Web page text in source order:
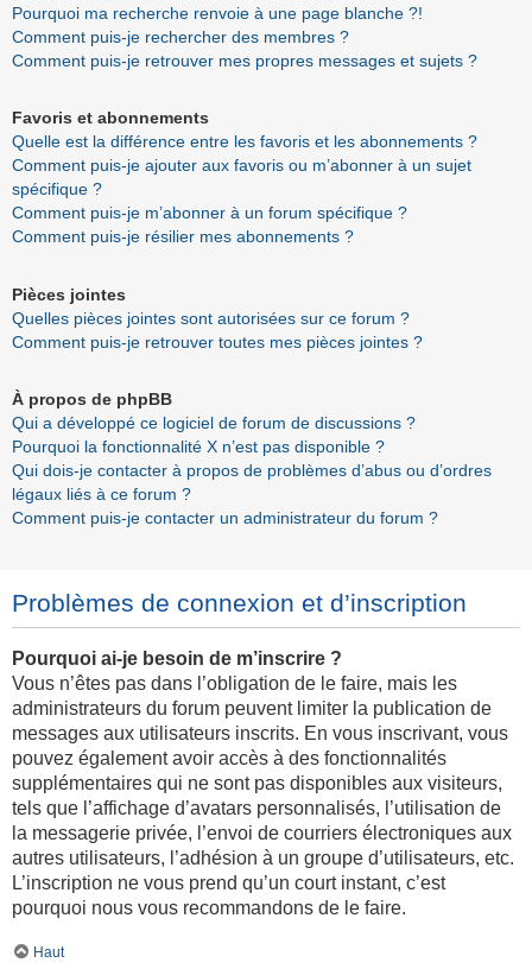
Pourquoi ma recherche renvoie à une page blanche ?!
Comment puis-je rechercher des membres ?
Comment puis-je retrouver mes propres messages et sujets ?
Favoris et abonnements
Quelle est la différence entre les favoris et les abonnements ?
Comment puis-je ajouter aux favoris ou m’abonner à un sujet
spécifique ?
Comment puis-je m’abonner à un forum spécifique ?
Comment puis-je résilier mes abonnements ?
Pièces jointes
Quelles pièces jointes sont autorisées sur ce forum ?
Comment puis-je retrouver toutes mes pièces jointes ?
À propos de phpBB
Qui a développé ce logiciel de forum de discussions ?
Pourquoi la fonctionnalité X n’est pas disponible ?
Qui dois-je contacter à propos de problèmes d’abus ou d’ordres
légaux liés à ce forum ?
Comment puis-je contacter un administrateur du forum ?
Problèmes de connexion et d’inscription
Pourquoi ai-je besoin de m’inscrire ?
Vous n’êtes pas dans l’obligation de le faire, mais les
administrateurs du forum peuvent limiter la publication de
messages aux utilisateurs inscrits. En vous inscrivant, vous
pouvez également avoir accès à des fonctionnalités
supplémentaires qui ne sont pas disponibles aux visiteurs,
tels que l’affichage d’avatars personnalisés, l’utilisation de
la messagerie privée, l’envoi de courriers électroniques aux
autres utilisateurs, l’adhésion à un groupe d’utilisateurs, etc.
L’inscription ne vous prend qu’un court instant, c’est
pourquoi nous vous recommandons de le faire.
Haut